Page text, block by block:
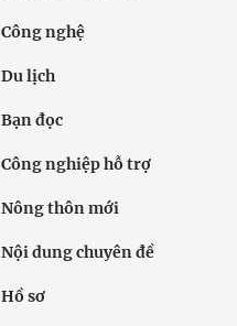
Công nghệ
Du lịch
Bạn đọc
Công nghiệp hỗ trợ
Nông thôn mới
Nội dung chuyên đề
Hồ sơ